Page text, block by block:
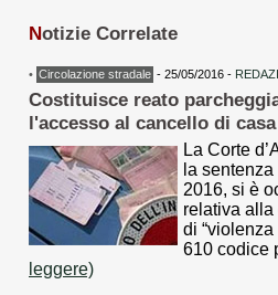
Notizie Correlate
• Circolazione stradale - 25/05/2016 -
Costituisce reato
l'accesso al cancello di
La Corte
la
2016, si è
relativa
di “violenza
610 codice
leggere)